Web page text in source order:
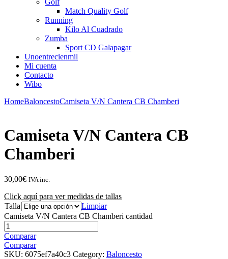
Match Quality Golf
Running
Kilo Al Cuadrado
Zumba
Sport CD Galapagar
Unoentrecienmil
Mi cuenta
Contacto
Wibo
HomeBaloncestoCamiseta V/N Cantera CB Chamberi
Camiseta V/N Cantera CB
Chamberi
30,00€ IVA inc.
Click aquí para ver medidas de tallas
Talla
Limpiar
Camiseta V/N Cantera CB Chamberi cantidad
Comparar
Comparar
SKU: 6075ef7a40c3 Category: Baloncesto